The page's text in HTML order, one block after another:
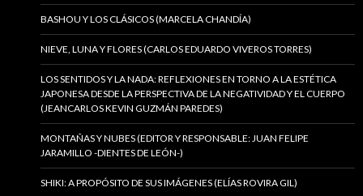
BASHOU Y LOS CLÁSICOS (MARCELA CHANDÍA)
NIEVE, LUNA Y FLORES (CARLOS EDUARDO VIVEROS TORRES)
LOS SENTIDOS Y LA NADA: REFLEXIONES EN TORNO A LA ESTÉTICA
JAPONESA DESDE LA PERSPECTIVA DE LA NEGATIVIDAD Y EL CUERPO
(JEANCARLOS KEVIN GUZMÁN PAREDES)
MONTAÑAS Y NUBES (EDITOR Y RESPONSABLE: JUAN FELIPE
JARAMILLO -DIENTES DE LEÓN-)
SHIKI: A PROPÓSITO DE SUS IMÁGENES (ELÍAS ROVIRA GIL)